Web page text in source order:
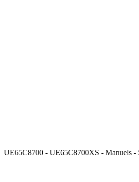
UE65C8700 - UE65C8700XS - Manuels -